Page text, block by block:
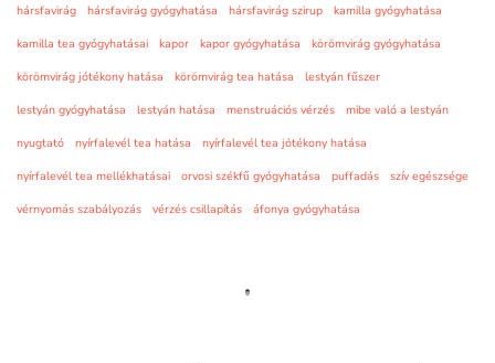
hársfavirág
hársfavirág gyógyhatása hársfavirág szirup
kamilla gyógyhatása
kamilla tea gyógyhatásai
kapor kapor gyógyhatása
körömvirág gyógyhatása
körömvirág jótékony hatása
körömvirág tea hatása
lestyán fűszer
lestyán gyógyhatása
lestyán hatása menstruációs vérzés
mibe való a lestyán
nyugtató
nyírfalevél tea hatása
nyírfalevél tea jótékony hatása
nyírfalevél tea mellékhatásai
orvosi székfű gyógyhatása puffadás
szív egészsége
vérnyomás szabályozás
vérzés csillapítás áfonya gyógyhatása